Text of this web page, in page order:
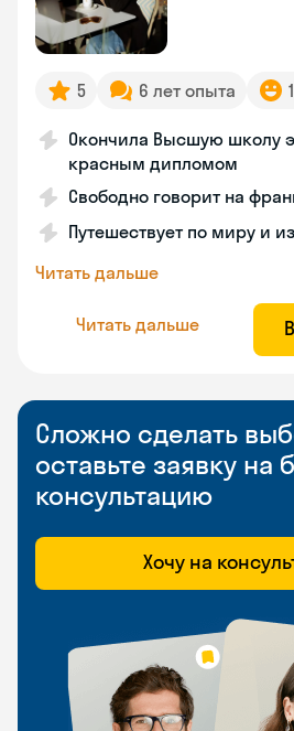
5 6 лет опыта
Окончила Высшую школу
красным дипломом
Свободно говорит на
Путешествует по миру и
Читать дальше
Читать дальше
Сложно сделать
оставьте заявку на
консультацию
Хочу на